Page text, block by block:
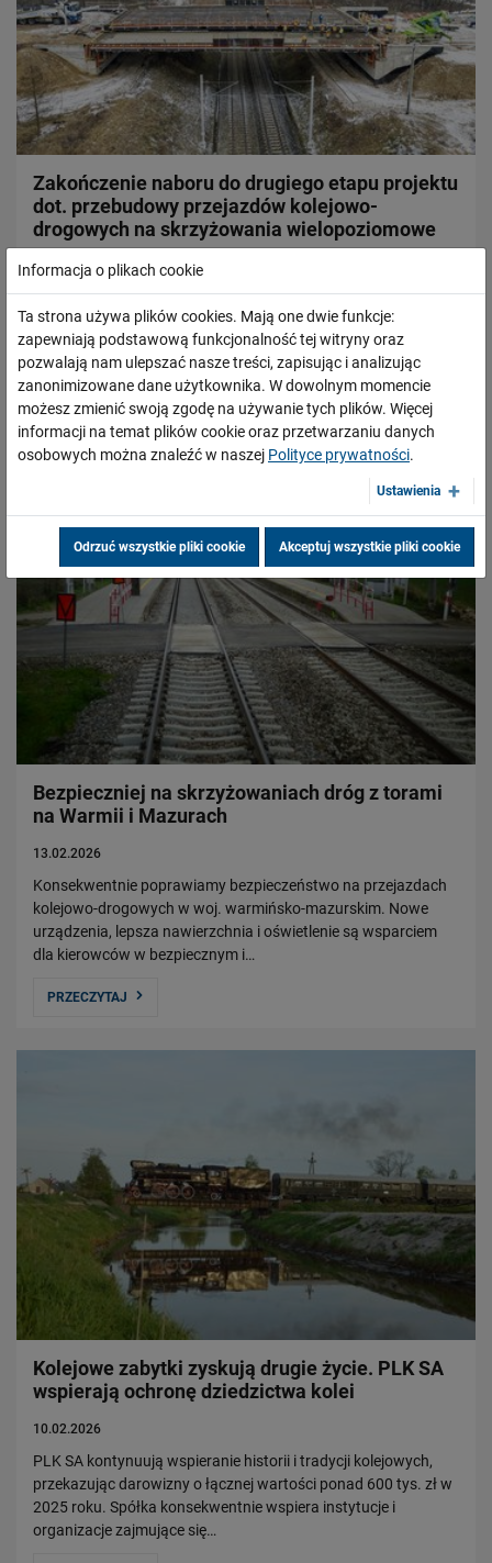
Zakończenie naboru do drugiego etapu projektu
dot. przebudowy przejazdów kolejowo-
drogowych na skrzyżowania wielopoziomowe
19.02.2026
Polskie Linie Kolejowe zakończyły nabór wniosków do
drugiego etapu projektu „Poprawa bezpieczeństwa na
skrzyżowaniach kolejowo-drogowych, w tym ich przebudowa
na skrzyżowania dwupoziomowe”. W ramach…
PRZECZYTAJ
Bezpieczniej na skrzyżowaniach dróg z torami
na Warmii i Mazurach
13.02.2026
Konsekwentnie poprawiamy bezpieczeństwo na przejazdach
kolejowo-drogowych w woj. warmińsko-mazurskim. Nowe
urządzenia, lepsza nawierzchnia i oświetlenie są wsparciem
dla kierowców w bezpiecznym i…
PRZECZYTAJ
Kolejowe zabytki zyskują drugie życie. PLK SA
wspierają ochronę dziedzictwa kolei
10.02.2026
PLK SA kontynuują wspieranie historii i tradycji kolejowych,
przekazując darowizny o łącznej wartości ponad 600 tys. zł w
2025 roku. Spółka konsekwentnie wspiera instytucje i
organizacje zajmujące się…
Informacja o plikach cookie
Ta strona używa plików cookies. Mają one dwie funkcje:
zapewniają podstawową funkcjonalność tej witryny oraz
pozwalają nam ulepszać nasze treści, zapisując i analizując
zanonimizowane dane użytkownika. W dowolnym momencie
możesz zmienić swoją zgodę na używanie tych plików. Więcej
informacji na temat plików cookie oraz przetwarzaniu danych
osobowych można znaleźć w naszej Polityce prywatności.
Ustawienia
Odrzuć wszystkie pliki cookie Akceptuj wszystkie pliki cookie